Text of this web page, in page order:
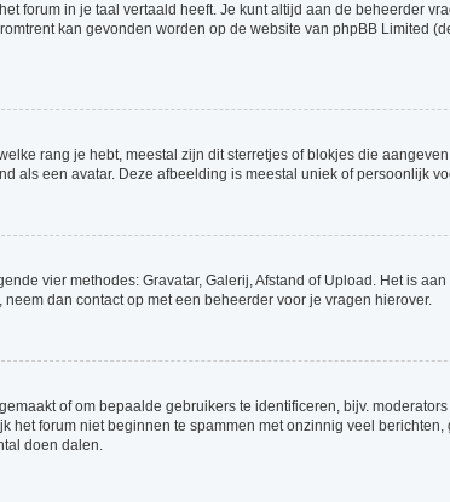
forum in je taal vertaald heeft. Je kunt altijd aan de beheerder
kan gevonden worden op de website van phpBB Limited
rang je hebt, meestal zijn dit sterretjes of blokjes die
als een avatar. Deze afbeelding is meestal uniek of persoonlijk
vier methodes: Gravatar, Galerij, Afstand of Upload. Het is
dan contact op met een beheerder voor je vragen hierover.
of om bepaalde gebruikers te identificeren, bijv.
forum niet beginnen te spammen met onzinnig veel
doen dalen.